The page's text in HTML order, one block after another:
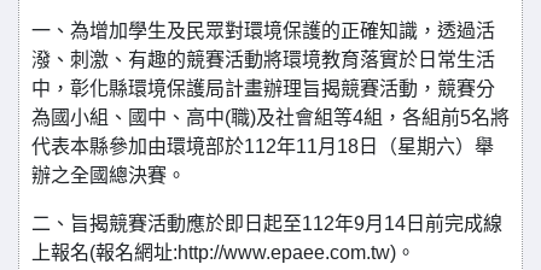
一、為增加學生及民眾對環境保護的正確知識，透過活
潑、刺激、有趣的競賽活動將環境教育落實於日常生活
中，彰化縣環境保護局計畫辦理旨揭競賽活動，競賽分
為國小組、國中、高中(職)及社會組等4組，各組前5名將
代表本縣參加由環境部於112年11月18日（星期六）舉
辦之全國總決賽。
二、旨揭競賽活動應於即日起至112年9月14日前完成線
上報名(報名網址:http://www.epaee.com.tw)。